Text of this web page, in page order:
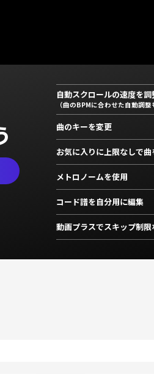
自動スクロールの速度を調
（曲のBPMに合わせた自動調整
曲のキーを変更
お気に入りに上限なしで曲
メトロノームを使用
コード譜を自分用に編集
動画プラスでスキップ制限